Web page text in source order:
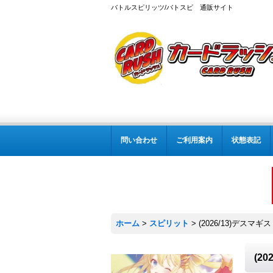
バトルスピリッツ/バトスピ 通販サイト
問い合わせ ご利用案内 状態表記
ホーム > スピリット > (2026/13)デスマギ